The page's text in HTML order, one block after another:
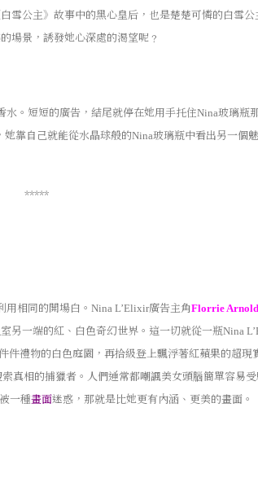
公主》故事中的黑心皇后，也是楚楚可憐的白雪
場景，誘發她心深處的渴望呢﹖
水。短短的廣告，結尾就停在她用手托住Nina玻璃瓶
靠自己就能從水晶球般的Nina玻璃瓶中看出另一個
*****
用相同的開場白。 Nina L’Elixir廣告主角Florrie Arnold
另一端的紅、白色奇幻世界。這一切就從一瓶Nina
禮物的白色庭園，再拾級登上飄浮著紅蘋果的超
真相的捕獵者。人們通常都嘲諷美女頭腦簡單容易
一種畫面迷惑，那就是比她更有內涵、更美的畫面。